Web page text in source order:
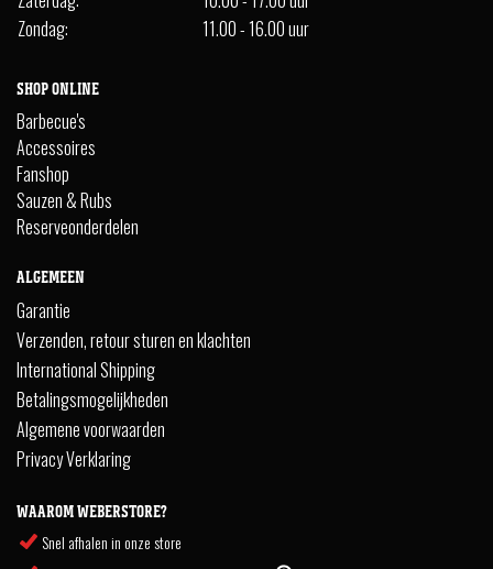
Zondag:
11.00 - 16.00 uur
SHOP ONLINE
Barbecue's
Accessoires
Fanshop
Sauzen & Rubs
Reserveonderdelen
ALGEMEEN
Garantie
Verzenden, retour sturen en klachten
International Shipping
Betalingsmogelijkheden
Algemene voorwaarden
Privacy Verklaring
WAAROM WEBERSTORE?
Snel afhalen in onze store